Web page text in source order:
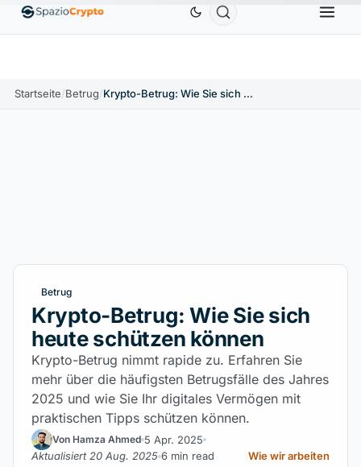
EthereumETH1.880,58 $ TetherUSDT 0,9991 $ BNBBNB
Startseite/Betrug/ Krypto-Betrug: Wie Sie sich heute schützen können
Betrug
Krypto-Betrug: Wie Sie sich
heute schützen können
Krypto-Betrug nimmt rapide zu. Erfahren Sie
mehr über die häufigsten Betrugsfälle des Jahres
2025 und wie Sie Ihr digitales Vermögen mit
praktischen Tipps schützen können.
Von Hamza Ahmed 5 Apr. 2025
Aktualisiert 20 Aug. 2025 6 min read Wie wir arbeiten